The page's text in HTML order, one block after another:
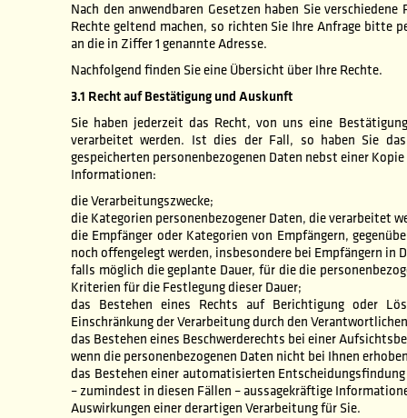
Nach den anwendbaren Gesetzen haben Sie
Rechte geltend machen, so richten Sie Ihre Anfrage bitte
an die in Ziffer 1 genannte Adresse.
Nachfolgend finden Sie eine Übersicht über Ihre Rechte.
3.1 Recht auf Bestätigung und Auskunft
Sie haben jederzeit das Recht, von uns eine
verarbeitet werden. Ist dies der Fall, so haben Sie
gespeicherten personenbezogenen Daten nebst einer
Informationen:
die Verarbeitungszwecke;
die Kategorien personenbezogener Daten, die verarbeitet
die Empfänger oder Kategorien von Empfängern,
noch offengelegt werden, insbesondere bei Empfängern
falls möglich die geplante Dauer, für die die
Kriterien für die Festlegung dieser Dauer;
das Bestehen eines Rechts auf Berichtigung oder
Einschränkung der Verarbeitung durch den
das Bestehen eines Beschwerderechts bei einer
wenn die personenbezogenen Daten nicht bei Ihnen
das Bestehen einer automatisierten
– zumindest in diesen Fällen – aussagekräftige
Auswirkungen einer derartigen Verarbeitung für Sie.